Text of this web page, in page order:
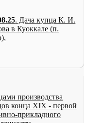
. Дача купца К. И.
в Куоккале (п.
производства
конца XIX - первой
прикладного